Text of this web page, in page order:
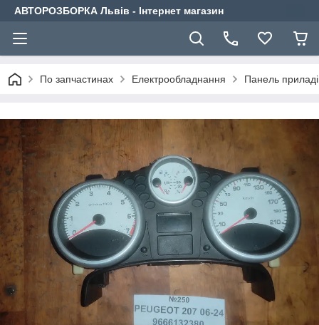
АВТОРОЗБОРКА Львів - Інтернет магазин
По запчастинах Електрообладнання Панель